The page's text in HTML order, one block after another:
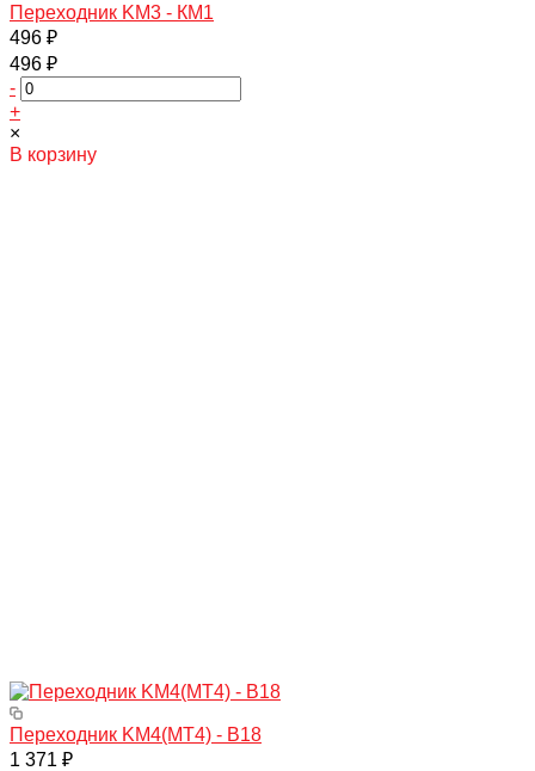
Переходник KM3 - КМ1
496 ₽
496 ₽
-
+
×
В корзину
Переходник KM4(МТ4) - В18
1 371 ₽